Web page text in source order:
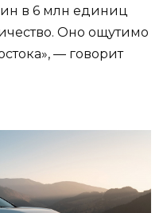
в 6 млн единиц
Оно ощутимо
— говорит